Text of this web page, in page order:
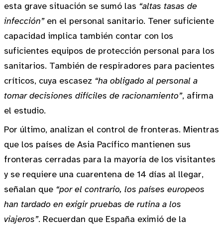
esta grave situación se sumó las “altas tasas de
infección”en el personal sanitario. Tener suficiente
capacidad implica también contar con los
suficientes equipos de protección personal para los
sanitarios. También de respiradores para pacientes
críticos, cuya escasez “ha obligado al personal a
tomar decisiones difíciles de racionamiento”, afirma
el estudio.
Por último, analizan el control de fronteras. Mientras
que los países de Asia Pacífico mantienen sus
fronteras cerradas para la mayoría de los visitantes
y se requiere una cuarentena de 14 días al llegar,
señalan que “por el contrario, los países europeos
han tardado en exigir pruebas de rutina a los
viajeros”. Recuerdan que España eximió de la